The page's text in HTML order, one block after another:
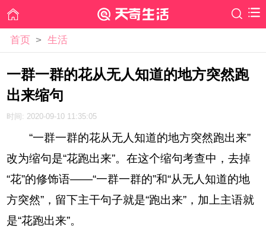
首页 > 生活
一群一群的花从无人知道的地方突然跑
出来缩句
时间: 2020-09-10 11:35:05
“一群一群的花从无人知道的地方突然跑出来”
改为缩句是“花跑出来”。在这个缩句考查中，去掉
“花”的修饰语——“一群一群的”和“从无人知道的地
方突然”，留下主干句子就是“跑出来”，加上主语就
是“花跑出来”。